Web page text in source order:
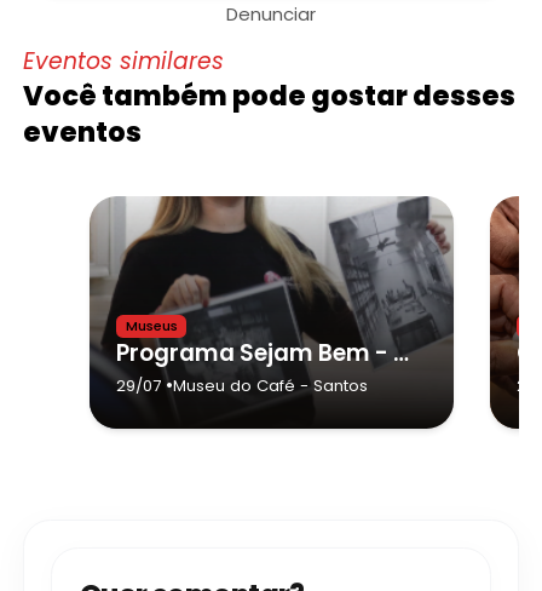
Denunciar
Eventos similares
Você também pode gostar desses
eventos
Museus
Programa Sejam Bem - Vindos | Bagagem do Saber
29/07 •Museu do Café - Santos